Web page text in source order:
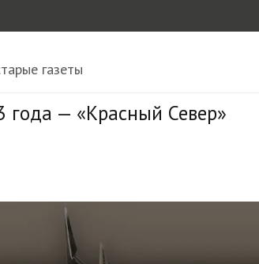
газеты
— «Красный Север»